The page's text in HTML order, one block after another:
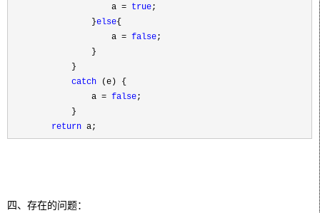
a = true;
}else{
a = false;
}
}
catch (e) {
a = false;
}
return a;
四、存在的问题：